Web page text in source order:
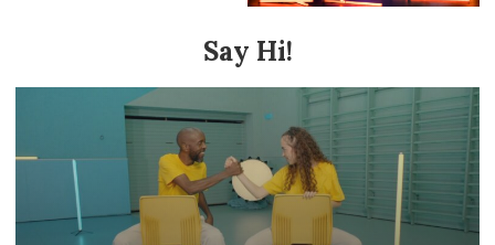
Say Hi!